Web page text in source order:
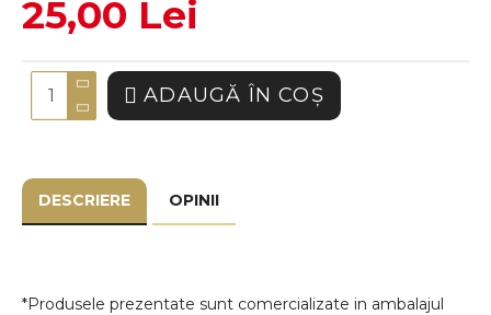
25,00 Lei
ADAUGĂ ÎN COŞ
DESCRIERE OPINII
*Produsele prezentate sunt comercializate in ambalajul